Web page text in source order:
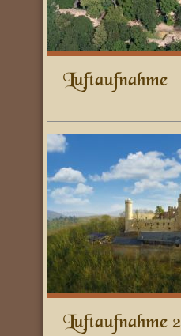
Luftaufnahme
Luftaufnahme 2